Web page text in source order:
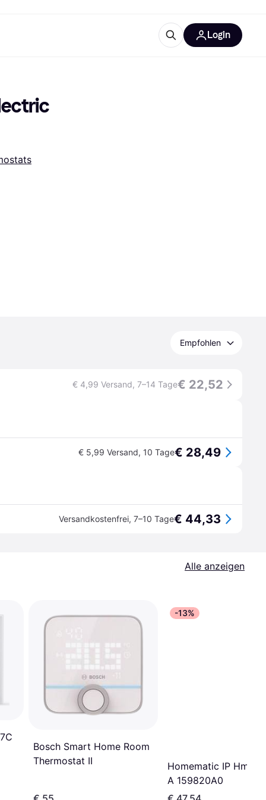
Login
Empfohlen
€ 4,99 Versand, 7–14 Tage€ 22,52
€ 5,99 Versand, 10 Tage€ 28,49
Versandkostenfrei, 7–10 Tage€ 44,33
Alle anzeigen
Bosch Smart Home Room
Thermostat II
-13%
Homematic IP HmIP-
A 159820A0